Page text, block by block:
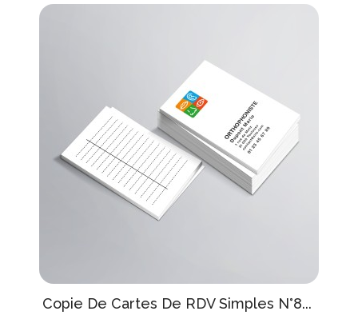
Copie De Cartes De RDV Simples N°8...